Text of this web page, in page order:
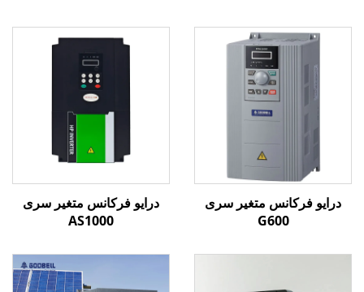
درایو فرکانس متغیر سری
G600
درایو فرکانس متغیر سری
AS1000